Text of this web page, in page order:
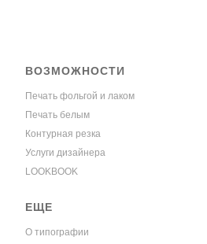
О типографии
ЕЩЕ
LOOKBOOK
Услуги дизайнера
Контурная резка
Печать белым
Печать фольгой и лаком
ВОЗМОЖНОСТИ